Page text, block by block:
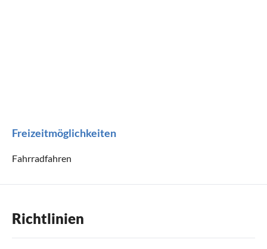
Freizeitmöglichkeiten
Fahrradfahren
Richtlinien